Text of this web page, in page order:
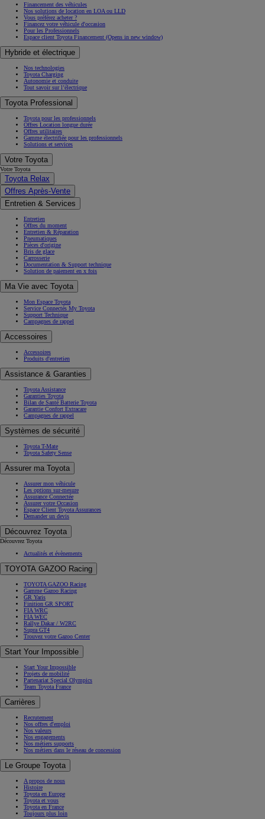
Financement des véhicules
Nos solutions de location en LOA ou LLD
Vous préférez acheter ?
Financez votre véhicule d'occasion
Pour les Professionnels
Espace client Toyota Financement (Opens in new window)
Hybride et électrique
Nos technologies
Toyota Charging
Autonomie et conduite
Tout savoir sur l’électrique
Toyota Professional
Toyota pour les professionnels
Offres Location longue durée
Offres utilitaires
Gamme électrifiée pour les professionnels
Solutions et services
Votre Toyota
Votre Toyota
Toyota Relax
Offres Après-Vente
Entretien & Services
Entretien
Offres du moment
Entretien & Réparation
Pneumatiques
Pièces d'origine
Bris de glace
Carrosserie
Documentation & Support technique
Solution de paiement en x fois
Ma Vie avec Toyota
Mon Espace Toyota
Service Connectés My Toyota
Support Technique
Campagnes de rappel
Accessoires
Accessoires
Produits d'entretien
Assistance & Garanties
Toyota Assistance
Garanties Toyota
Bilan de Santé Batterie Toyota
Garantie Confort Extracare
Campagnes de rappel
Systèmes de sécurité
Toyota T-Mate
Toyota Safety Sense
Assurer ma Toyota
Assurer mon véhicule
Les options sur-mesure
Assurance Connectée
Assurer votre Occasion
Espace Client Toyota Assurances
Demander un devis
Découvrez Toyota
Découvrez Toyota
Actualités et évènements
TOYOTA GAZOO Racing
TOYOTA GAZOO Racing
Gamme Gazoo Racing
GR Yaris
Finition GR SPORT
FIA WRC
FIA WEC
Rallye Dakar / W2RC
Supra GT4
Trouvez votre Gazoo Center
Start Your Impossible
Start Your Impossible
Projets de mobilité
Partenariat Special Olympics
Team Toyota France
Carrières
Recrutement
Nos offres d'emploi
Nos valeurs
Nos engagements
Nos métiers supports
Nos métiers dans le réseau de concession
Le Groupe Toyota
A propos de nous
Histoire
Toyota en Europe
Toyota et vous
Toyota en France
Toujours plus loin